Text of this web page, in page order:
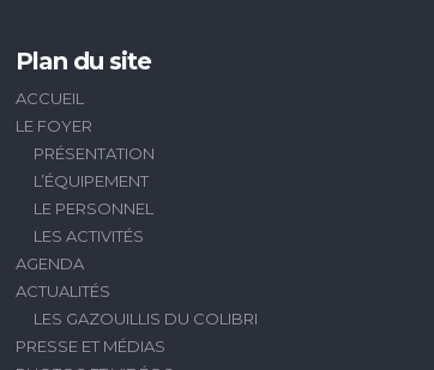
Plan du site
ACCUEIL
LE FOYER
PRÉSENTATION
L’ÉQUIPEMENT
LE PERSONNEL
LES ACTIVITÉS
AGENDA
ACTUALITÉS
LES GAZOUILLIS DU COLIBRI
PRESSE ET MÉDIAS